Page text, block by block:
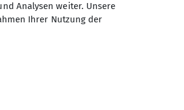
Analysen weiter. Unsere
Ihrer Nutzung der